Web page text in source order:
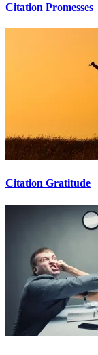
Citation Promesses
Citation Gratitude